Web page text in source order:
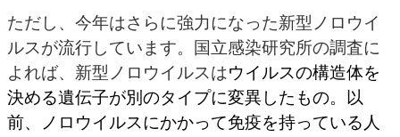
ただし、今年はさらに強力になった新型ノロウイ
ルスが流行しています。国立感染研究所の調査に
よれば、新型ノロウイルスはウイルスの構造体を
決める遺伝子が別のタイプに変異したもの。以
前、ノロウイルスにかかって免疫を持っている人